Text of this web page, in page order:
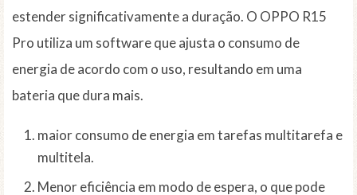
estender significativamente a duração. O OPPO R15
Pro utiliza um software que ajusta o consumo de
energia de acordo com o uso, resultando em uma
bateria que dura mais.
maior consumo de energia em tarefas multitarefa e
multitela.
Menor eficiência em modo de espera, o que pode